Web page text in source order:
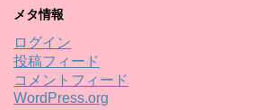
メタ情報
ログイン
投稿フィード
コメントフィード
WordPress.org